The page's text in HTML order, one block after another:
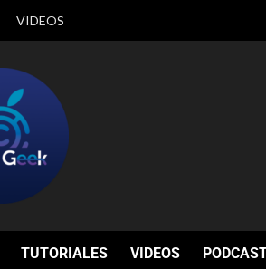
VIDEOS
TUTORIALES VIDEOS